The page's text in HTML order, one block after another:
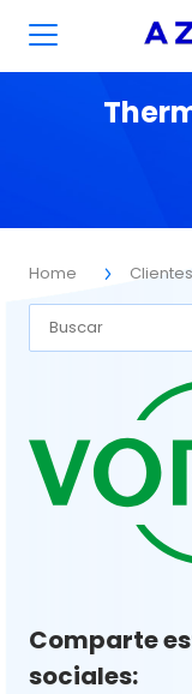
Home Clientes
Comparte
sociales: